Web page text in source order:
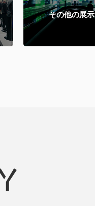
その他の展示